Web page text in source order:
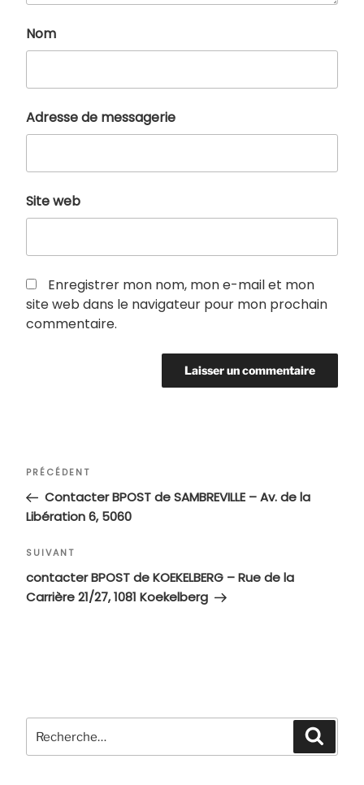
Nom
Adresse de messagerie
Site web
Enregistrer mon nom, mon e-mail et mon
site web dans le navigateur pour mon prochain
commentaire.
Navigation
l’article
Article
précédent
PRÉCÉDENT
Contacter BPOST de SAMBREVILLE – Av. de la
Libération 6, 5060
Article
suivant
SUIVANT
contacter BPOST de KOEKELBERG – Rue de la
Carrière 21/27, 1081 Koekelberg
pour